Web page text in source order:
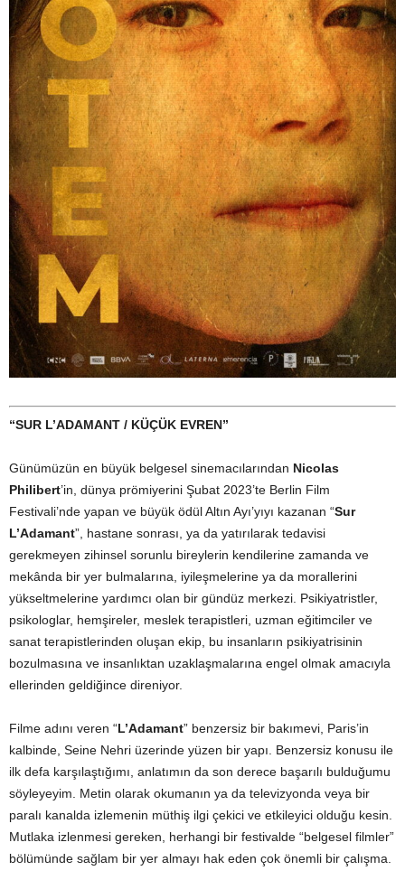
“SUR L’ADAMANT / KÜÇÜK EVREN”
Günümüzün en büyük belgesel sinemacılarından Nicolas
Philibert’in, dünya prömiyerini Şubat 2023’te Berlin Film
Festivali’nde yapan ve büyük ödül Altın Ayı’yıyı kazanan “Sur
L’Adamant”, hastane sonrası, ya da yatırılarak tedavisi
gerekmeyen zihinsel sorunlu bireylerin kendilerine zamanda ve
mekânda bir yer bulmalarına, iyileşmelerine ya da morallerini
yükseltmelerine yardımcı olan bir gündüz merkezi. Psikiyatristler,
psikologlar, hemşireler, meslek terapistleri, uzman eğitimciler ve
sanat terapistlerinden oluşan ekip, bu insanların psikiyatrisinin
bozulmasına ve insanlıktan uzaklaşmalarına engel olmak amacıyla
ellerinden geldiğince direniyor.
Filme adını veren “L’Adamant” benzersiz bir bakımevi, Paris’in
kalbinde, Seine Nehri üzerinde yüzen bir yapı. Benzersiz konusu ile
ilk defa karşılaştığımı, anlatımın da son derece başarılı bulduğumu
söyleyeyim. Metin olarak okumanın ya da televizyonda veya bir
paralı kanalda izlemenin müthiş ilgi çekici ve etkileyici olduğu kesin.
Mutlaka izlenmesi gereken, herhangi bir festivalde “belgesel filmler”
bölümünde sağlam bir yer almayı hak eden çok önemli bir çalışma.